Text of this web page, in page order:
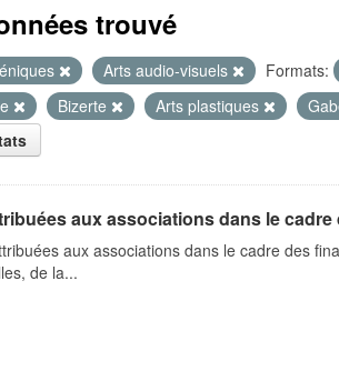
trouvé
Arts audio-visuels
Formats:
Bizerte Arts plastiques
aux associations dans le
aux associations dans le cadre des
de la...